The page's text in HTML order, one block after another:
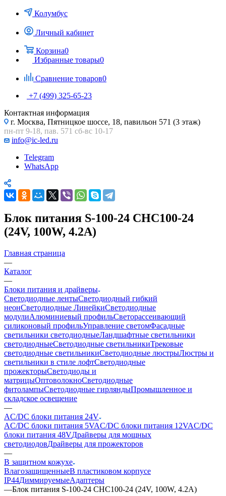
Колумбус
Личный кабинет
Корзина0
Избранные товары0
Сравнение товаров0
+7 (499) 325-65-23
Контактная информация
г. Москва, Пятницкое шоссе, 18, павильон 571 (3 этаж)
пн-пт 9-18, пав. 571 сб-вс 10-17
info@ic-led.ru
Telegram
WhatsApp
Блок питания S-100-24 CHC100-24
(24V, 100W, 4.2A)
Главная страница
—
Каталог
—
Блоки питания и драйверы
Светодиодные лентыСветодиодный гибкий
неонСветодиодные ЛинейкиСветодиодные
модулиАлюминиевый профильСветорассеивающий
силиконовый профильУправление светомФасадные
светильники светодиодныеЛандшафтные светильники
светодиодныеСветодиодные светильникиТрековые
светодиодные светильникиСветодиодные люстрыЛюстры и
светильники в стиле лофтСветодиодные
прожекторыСветодиоды и
матрицыОптоволокноСветодиодные
фитолампыСветодиодные гирляндыПромышленное и
складское освещение
—
AC/DC блоки питания 24V
AC/DC блоки питания 5VAC/DC блоки питания 12VAC/DC
блоки питания 48VДрайверы для мощных
светодиодовДрайверы для прожекторов
—
В защитном кожухе
ВлагозащищенныеВ пластиковом корпусе
IP44ДиммируемыеАдаптеры
—Блок питания S-100-24 CHC100-24 (24V, 100W, 4.2A)